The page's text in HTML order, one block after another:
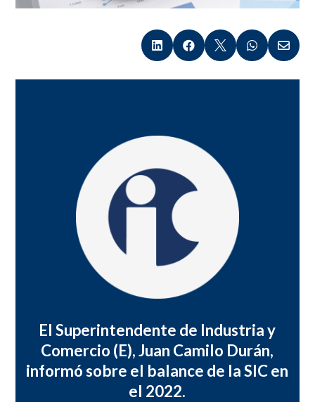
    
El Superintendente de Industria y
Comercio (E), Juan Camilo Durán,
informó sobre el balance de la SIC en
el 2022.